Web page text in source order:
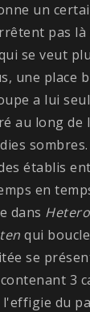
un
pas là
se veut
une place
a lui
au long de
établis
en
dans
qui
se
3
du